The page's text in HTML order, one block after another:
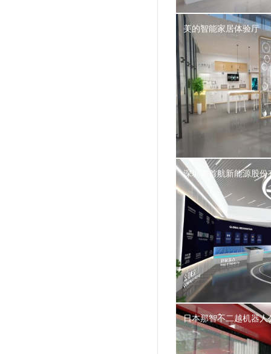
美的智能家居体验厅
深圳市首航新能源股份
日本那智不二越机器人